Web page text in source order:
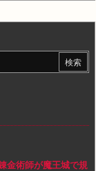
金術師が魔王城で規